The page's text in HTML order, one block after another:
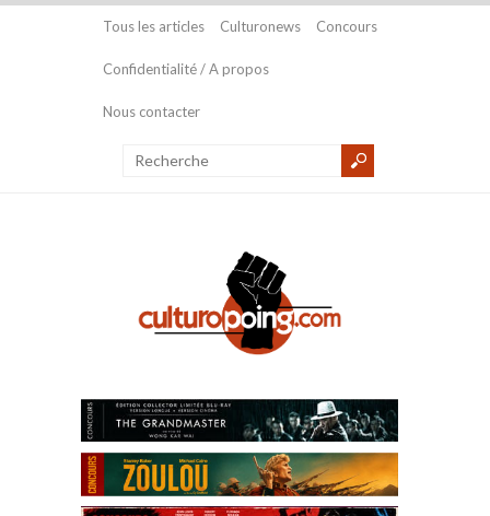
Tous les articles Culturonews Concours
Confidentialité / A propos
Nous contacter